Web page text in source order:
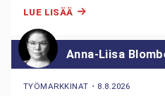
LUE LISÄÄ
Anna-Liisa
TYÖMARKKINAT ・ 8.8.2026